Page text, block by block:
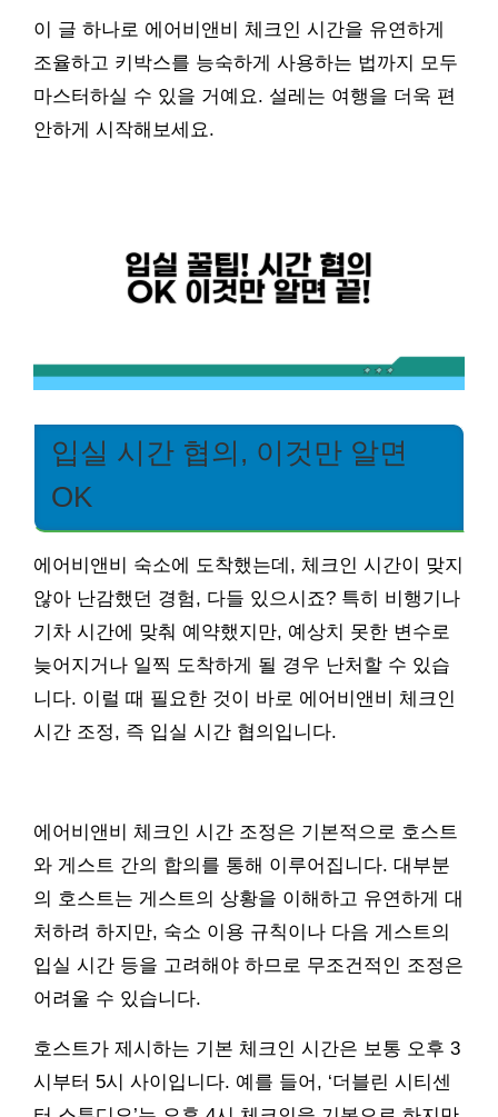
이 글 하나로 에어비앤비 체크인 시간을 유연하게
조율하고 키박스를 능숙하게 사용하는 법까지 모두
마스터하실 수 있을 거예요. 설레는 여행을 더욱 편
안하게 시작해보세요.
입실 시간 협의, 이것만 알면
OK
에어비앤비 숙소에 도착했는데, 체크인 시간이 맞지
않아 난감했던 경험, 다들 있으시죠? 특히 비행기나
기차 시간에 맞춰 예약했지만, 예상치 못한 변수로
늦어지거나 일찍 도착하게 될 경우 난처할 수 있습
니다. 이럴 때 필요한 것이 바로 에어비앤비 체크인
시간 조정, 즉 입실 시간 협의입니다.
에어비앤비 체크인 시간 조정은 기본적으로 호스트
와 게스트 간의 합의를 통해 이루어집니다. 대부분
의 호스트는 게스트의 상황을 이해하고 유연하게 대
처하려 하지만, 숙소 이용 규칙이나 다음 게스트의
입실 시간 등을 고려해야 하므로 무조건적인 조정은
어려울 수 있습니다.
호스트가 제시하는 기본 체크인 시간은 보통 오후 3
시부터 5시 사이입니다. 예를 들어, ‘더블린 시티센